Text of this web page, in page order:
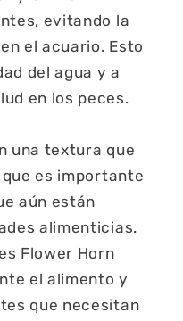
evitando la
el acuario. Esto
del agua y a
en los peces.
una textura que
es importante
aún están
alimenticias.
Flower Horn
el alimento y
que necesitan